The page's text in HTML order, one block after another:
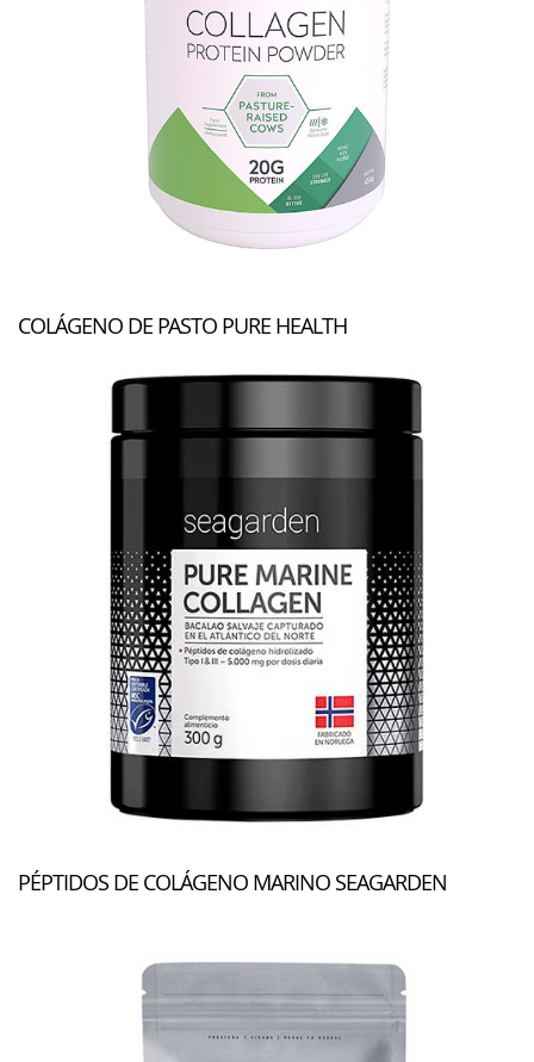
COLÁGENO DE PASTO PURE HEALTH
PÉPTIDOS DE COLÁGENO MARINO SEAGARDEN